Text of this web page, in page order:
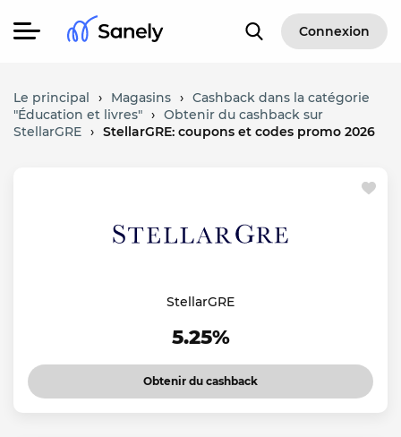
Connexion
Le principal › Magasins › Cashback dans la catégorie
"Éducation et livres" › Obtenir du cashback sur
StellarGRE › StellarGRE: coupons et codes promo 2026
StellarGRE
5.25%
Obtenir du cashback